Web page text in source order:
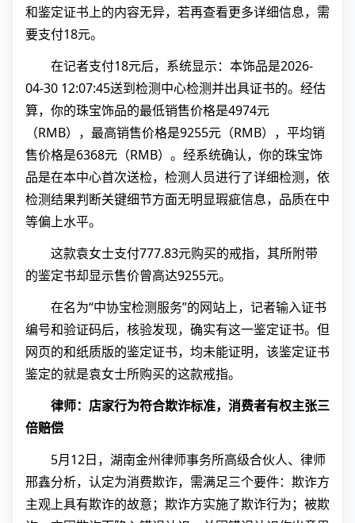
和鉴定证书上的内容无异，若再查看更多详细信息，需
要支付18元。
在记者支付18元后，系统显示：本饰品是2026-
04-30 12:07:45送到检测中心检测并出具证书的。经估
算，你的珠宝饰品的最低销售价格是4974元
（RMB），最高销售价格是9255元（RMB），平均销
售价格是6368元（RMB）。经系统确认，你的珠宝饰
品是在本中心首次送检，检测人员进行了详细检测，依
检测结果判断关键细节方面无明显瑕疵信息，品质在中
等偏上水平。
这款袁女士支付777.83元购买的戒指，其所附带
的鉴定书却显示售价曾高达9255元。
在名为“中协宝检测服务”的网站上，记者输入证书
编号和验证码后，核验发现，确实有这一鉴定证书。但
网页的和纸质版的鉴定证书，均未能证明，该鉴定证书
鉴定的就是袁女士所购买的这款戒指。
律师：店家行为符合欺诈标准，消费者有权主张三
倍赔偿
5月12日，湖南金州律师事务所高级合伙人、律师
邢鑫分析，认定为消费欺诈，需满足三个要件：欺诈方
主观上具有欺诈的故意；欺诈方实施了欺诈行为；被欺